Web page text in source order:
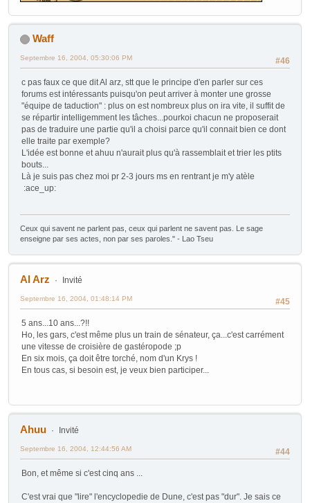
Waff
#46
Septembre 16, 2004, 05:30:06 PM
c pas faux ce que dit Al arz, stt que le principe d'en parler sur ces
forums est intéressants puisqu'on peut arriver à monter une grosse
"équipe de taduction" : plus on est nombreux plus on ira vite, il suffit de
se répartir intelligemment les tâches...pourkoi chacun ne proposerait
pas de traduire une partie qu'il a choisi parce qu'il connait bien ce dont
elle traite par exemple?
L'idée est bonne et ahuu n'aurait plus qu'à rassemblait et trier les ptits
bouts...
Là je suis pas chez moi pr 2-3 jours ms en rentrant je m'y atèle
:ace_up:
Ceux qui savent ne parlent pas, ceux qui parlent ne savent pas. Le sage
enseigne par ses actes, non par ses paroles." - Lao Tseu
Al Arz Invité
#45
Septembre 16, 2004, 01:48:14 PM
5 ans...10 ans...?!!
Ho, les gars, c'est même plus un train de sénateur, ça...c'est carrément
une vitesse de croisière de gastéropode ;p
En six mois, ça doit être torché, nom d'un Krys !
En tous cas, si besoin est, je veux bien participer...
Ahuu Invité
#44
Septembre 16, 2004, 12:44:56 AM
Bon, et même si c'est cinq ans ...
C'est vrai que "lire" l'encyclopedie de Dune, c'est pas "dur". Je sais ce